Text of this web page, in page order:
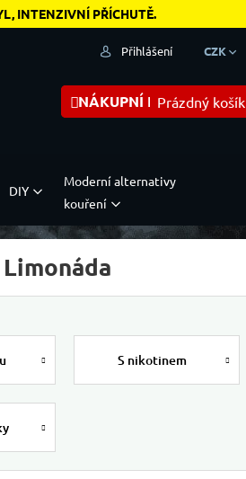
INTENZIVNÍ PŘÍCHUTĚ.
CZK
Přihlášení
NÁKUPNÍ KOŠÍKPrázdný košík
DIY
Moderní alternativy
kouření
S nikotinem